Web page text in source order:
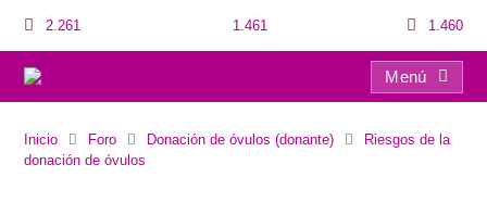
2.261 1.461 1.460
Menú
Inicio Foro Donación de óvulos (donante)
Riesgos de la
donación de óvulos